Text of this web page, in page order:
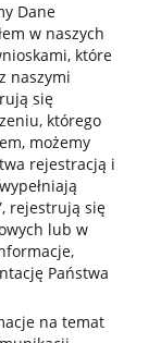
Dane
w naszych
które
naszymi
się
którego
możemy
rejestracją i
rejestrują się
lub w
Państwa
na temat